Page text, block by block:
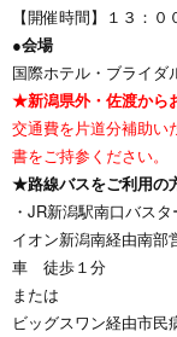
【開催時間】１３：
●会場
国際ホテル・ブライダ
★新潟県外・佐渡から
交通費を片道分補助い
書をご持参ください。
★路線バスをご利用
・JR新潟駅南口バス
イオン新潟南経由南部
車 徒歩１分
または
ビッグスワン経由市